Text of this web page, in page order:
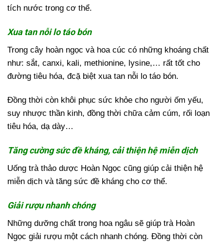
tích nước trong cơ thể.
Xua tan nỗi lo táo bón
Trong cây hoàn ngọc và hoa cúc có những khoáng chất
như: sắt, canxi, kali, methionine, lysine,… rất tốt cho
đường tiêu hóa, đcặ biệt xua tan nỗi lo táo bón.
Đồng thời còn khôi phục sức khỏe cho người ốm yếu,
suy nhược thần kinh, đồng thời chữa cảm cúm, rối loạn
tiêu hóa, dạ dày…
Tăng cường sức đề kháng, cải thiện hệ miễn dịch
Uống trà thảo dược Hoàn Ngọc cũng giúp cải thiện hệ
miễn dịch và tăng sức đề kháng cho cơ thể.
Giải rượu nhanh chóng
Những dưỡng chất trong hoa ngâu sẽ giúp trà Hoàn
Ngọc giải rượu một cách nhanh chóng. Đồng thời còn